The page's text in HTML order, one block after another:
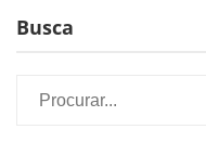
Busca